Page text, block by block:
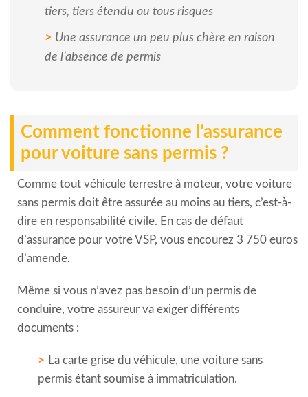
tiers, tiers étendu ou tous risques
Une assurance un peu plus chère en raison
de l’absence de permis
Comment fonctionne l’assurance
pour voiture sans permis ?
Comme tout véhicule terrestre à moteur, votre voiture
sans permis doit être assurée au moins au tiers, c’est-à-
dire en responsabilité civile. En cas de défaut
d’assurance pour votre VSP, vous encourez 3 750 euros
d’amende.
Même si vous n’avez pas besoin d’un permis de
conduire, votre assureur va exiger différents
documents :
La carte grise du véhicule, une voiture sans
permis étant soumise à immatriculation.